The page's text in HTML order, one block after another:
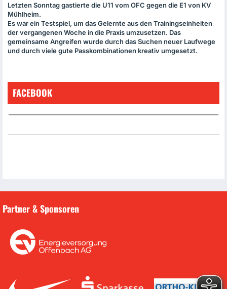
Letzten Sonntag gastierte die U11 vom OFC gegen die E1 von KV
Mühlheim.
Es war ein Testspiel, um das Gelernte aus den Trainingseinheiten
der vergangenen Woche in die Praxis umzusetzen. Das
gemeinsame Angreifen wurde durch das Suchen neuer Laufwege
und durch viele gute Passkombinationen kreativ umgesetzt.
FACEBOOK
Partner & Sponsoren